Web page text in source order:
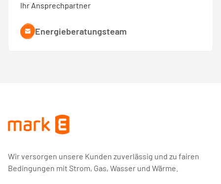
Ihr Ansprechpartner
Energieberatungsteam
Wir versorgen unsere Kunden zuverlässig und zu fairen
Bedingungen mit Strom, Gas, Wasser und Wärme.